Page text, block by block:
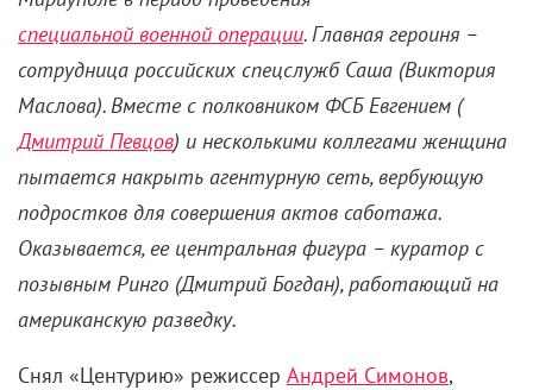
специальной военной операции. Главная героиня –
сотрудница российских спецслужб Саша (Виктория
Маслова). Вместе с полковником ФСБ Евгением (
Дмитрий Певцов) и несколькими коллегами женщина
пытается накрыть агентурную сеть, вербующую
подростков для совершения актов саботажа.
Оказывается, ее центральная фигура – куратор с
позывным Ринго (Дмитрий Богдан), работающий на
американскую разведку.
Снял «Центурию» режиссер Андрей Симонов,